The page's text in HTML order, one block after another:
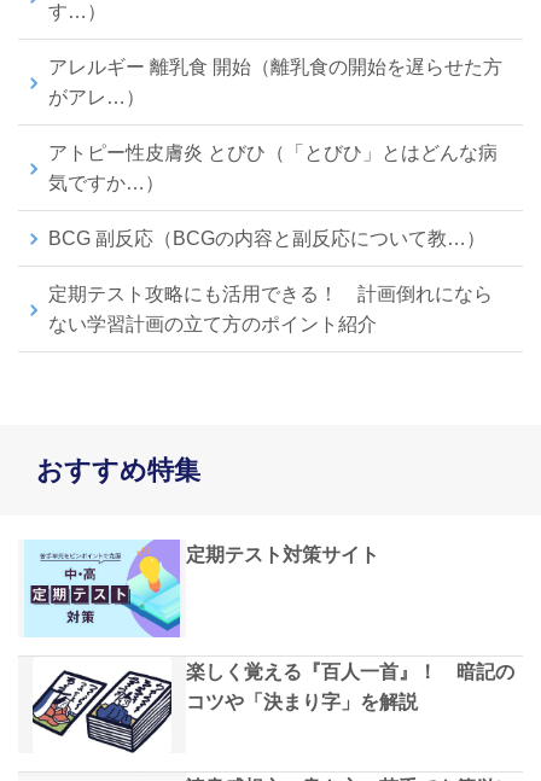
す…）
アレルギー 離乳食 開始（離乳食の開始を遅らせた方
がアレ…）
アトピー性皮膚炎 とびひ（「とびひ」とはどんな病
気ですか…）
BCG 副反応（BCGの内容と副反応について教…）
定期テスト攻略にも活用できる！ 計画倒れになら
ない学習計画の立て方のポイント紹介
おすすめ特集
定期テスト対策サイト
楽しく覚える『百人一首』！ 暗記の
コツや「決まり字」を解説